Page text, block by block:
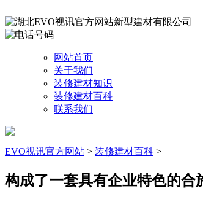
网站首页
关于我们
装修建材知识
装修建材百科
联系我们
EVO视讯官方网站 > 装修建材百科 >
构成了一套具有企业特色的合